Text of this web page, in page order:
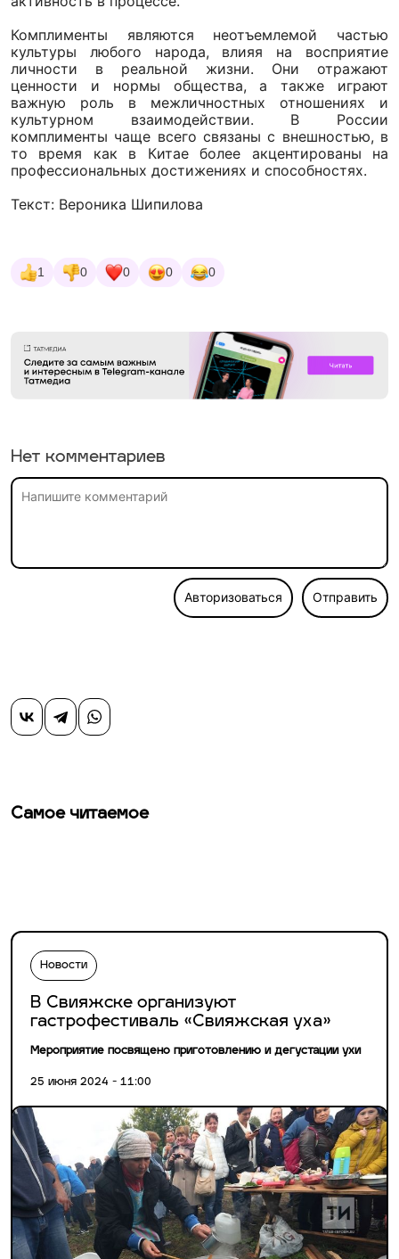
Комплименты являются неотъемлемой частью
культуры любого народа, влияя на восприятие
личности в реальной жизни. Они отражают
ценности и нормы общества, а также играют
важную роль в межличностных отношениях и
культурном взаимодействии. В России
комплименты чаще всего связаны с внешностью, в
то время как в Китае более акцентированы на
профессиональных достижениях и способностях.
Текст: Вероника Шипилова
1 0 0 0 0
Нет комментариев
Авторизоваться Отправить
Самое читаемое
Новости
В Свияжске организуют
гастрофестиваль «Свияжская уха»
Мероприятие посвящено приготовлению и дегустации ухи
25 июня 2024 - 11:00